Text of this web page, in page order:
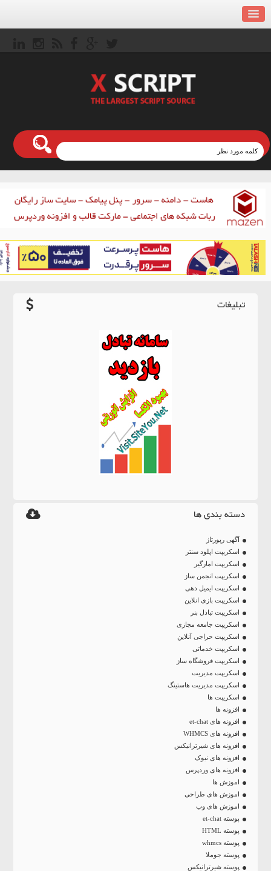
تبلیغات
دسته بندی ها
آگهی رپورتاژ
اسکریپت اپلود سنتر
اسکریپت امارگیر
اسکریپت انجمن ساز
اسکریپت ایمیل دهی
اسکریپت بازی انلاین
اسکریپت تبادل بنر
اسکریپت جامعه مجازی
اسکریپت حراجی آنلاین
اسکریپت خدماتی
اسکریپت فروشگاه ساز
اسکریپت مدیریت
اسکریپت مدیریت هاستینگ
اسکریپت ها
افزونه ها
افزونه های et-chat
افزونه های WHMCS
افزونه های شیرترانیکس
افزونه های نیوک
افزونه های وردپرس
اموزش ها
اموزش های طراحی
اموزش های وب
پوسته et-chat
پوسته HTML
پوسته whmcs
پوسته جوملا
پوسته شیرترانیکس